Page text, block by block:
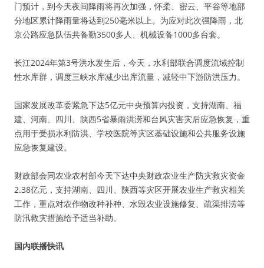
门预计，到今天夜间降雨将再次加强，怀柔、密云、平谷等地部
分地区累计降雨量将达到250毫米以上。为应对此次强降雨，北
京公路应急队伍共备勤3500多人、机械设备1000多台套。
长江2024年第3号洪水发生后，今天，水利部联合调度流域控制
性水库群，调度三峡水库减少出库流量，减轻中下游防洪压力。
国家发展改革委紧急下达5亿元中央预算内投资，支持湖南、福
建、河南、四川、陕西5省暴雨洪涝和台风灾害灾后应急恢复，重
点用于受损水利防洪、学校医院等灾区基础设施和公共服务设施
应急恢复建设。
财政部会同农业农村部今天下达中央财政农业生产防灾救灾资金
2.38亿元，支持湖南、四川、陕西等灾区开展农业生产救灾相关
工作，重点对农作物改种补种、水毁农业设施修复、疏渠排涝等
防汛救灾措施给予适当补助。
国内联播快讯